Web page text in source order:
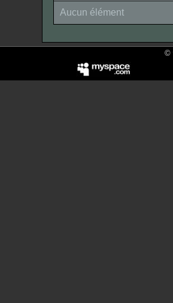
Aucun élément
©